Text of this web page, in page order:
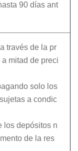
90 días ant
través de la pr
mitad de preci
solo los
a condic
los depósitos n
de la res